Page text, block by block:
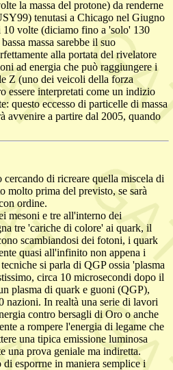
la massa del protone) da renderne
tenutasi a Chicago nel Giugno
10 volte (diciamo fino a 'solo' 130
massa sarebbe il suo
alla portata del rivelatore
ad energia che può raggiungere i
Z (uno dei veicoli della forza
essere interpretati come un indizio
questo eccesso di particelle di massa
avvenire a partire dal 2005, quando
di ricreare quella miscela di
molto prima del previsto, se sarà
ordine.
mesoni e tre all'interno dei
tre 'cariche di colore' ai quark, il
scambiandosi dei fotoni, i quark
quasi all'infinito non appena i
si parla di QGP ossia 'plasma
circa 10 microsecondi dopo il
plasma di quark e guoni (QGP),
In realtà una serie di lavori
contro bersagli di Oro o anche
a rompere l'energia di legame che
una tipica emissione luminosa
una prova geniale ma indiretta.
esporrne in maniera semplice i